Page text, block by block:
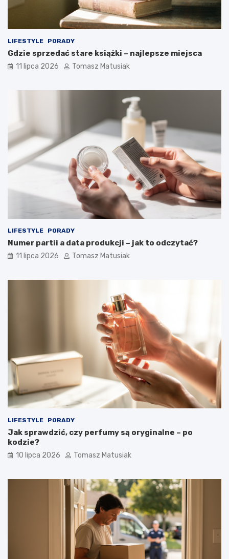
LIFESTYLE PORADY
Gdzie sprzedać stare książki – najlepsze miejsca
11 lipca 2026 Tomasz Matusiak
LIFESTYLE PORADY
Numer partii a data produkcji – jak to odczytać?
11 lipca 2026 Tomasz Matusiak
LIFESTYLE PORADY
Jak sprawdzić, czy perfumy są oryginalne – po
kodzie?
10 lipca 2026 Tomasz Matusiak